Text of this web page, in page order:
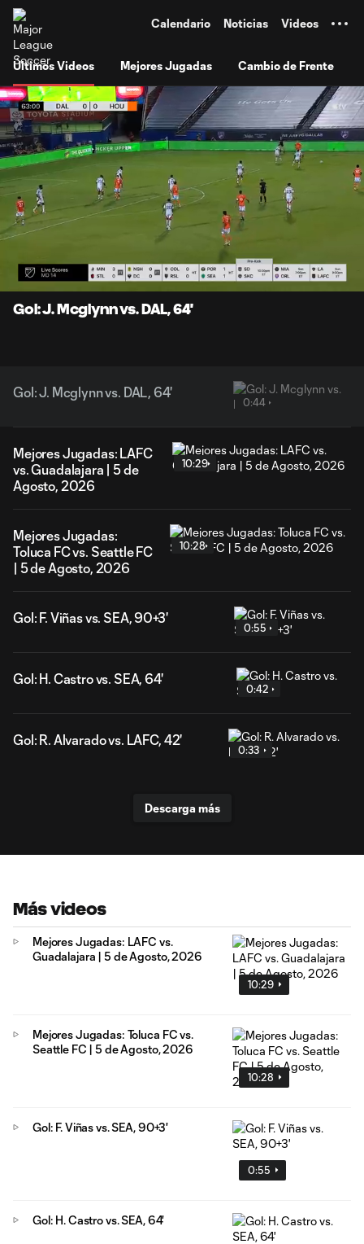
Calendario Noticias Videos
Últimos Videos Mejores Jugadas Cambio de Frente
0:06
:
100.00%
Unmute Subtitles
Gol: J. Mcglynn vs. DAL, 64'
Gol: J. Mcglynn vs. DAL, 64'
0:44
Mejores Jugadas: LAFC
vs. Guadalajara | 5 de
Agosto, 2026
10:29
Mejores Jugadas:
Toluca FC vs. Seattle FC
| 5 de Agosto, 2026
10:28
Gol: F. Viñas vs. SEA, 90+3'
0:55
Gol: H. Castro vs. SEA, 64'
0:42
Gol: R. Alvarado vs. LAFC, 42'
0:33
Descarga más
Más videos
10:29
Mejores Jugadas: LAFC vs.
Guadalajara | 5 de Agosto, 2026
10:28
Mejores Jugadas: Toluca FC vs.
Seattle FC | 5 de Agosto, 2026
0:55
Gol: F. Viñas vs. SEA, 90+3'
Gol: H. Castro vs. SEA, 64'